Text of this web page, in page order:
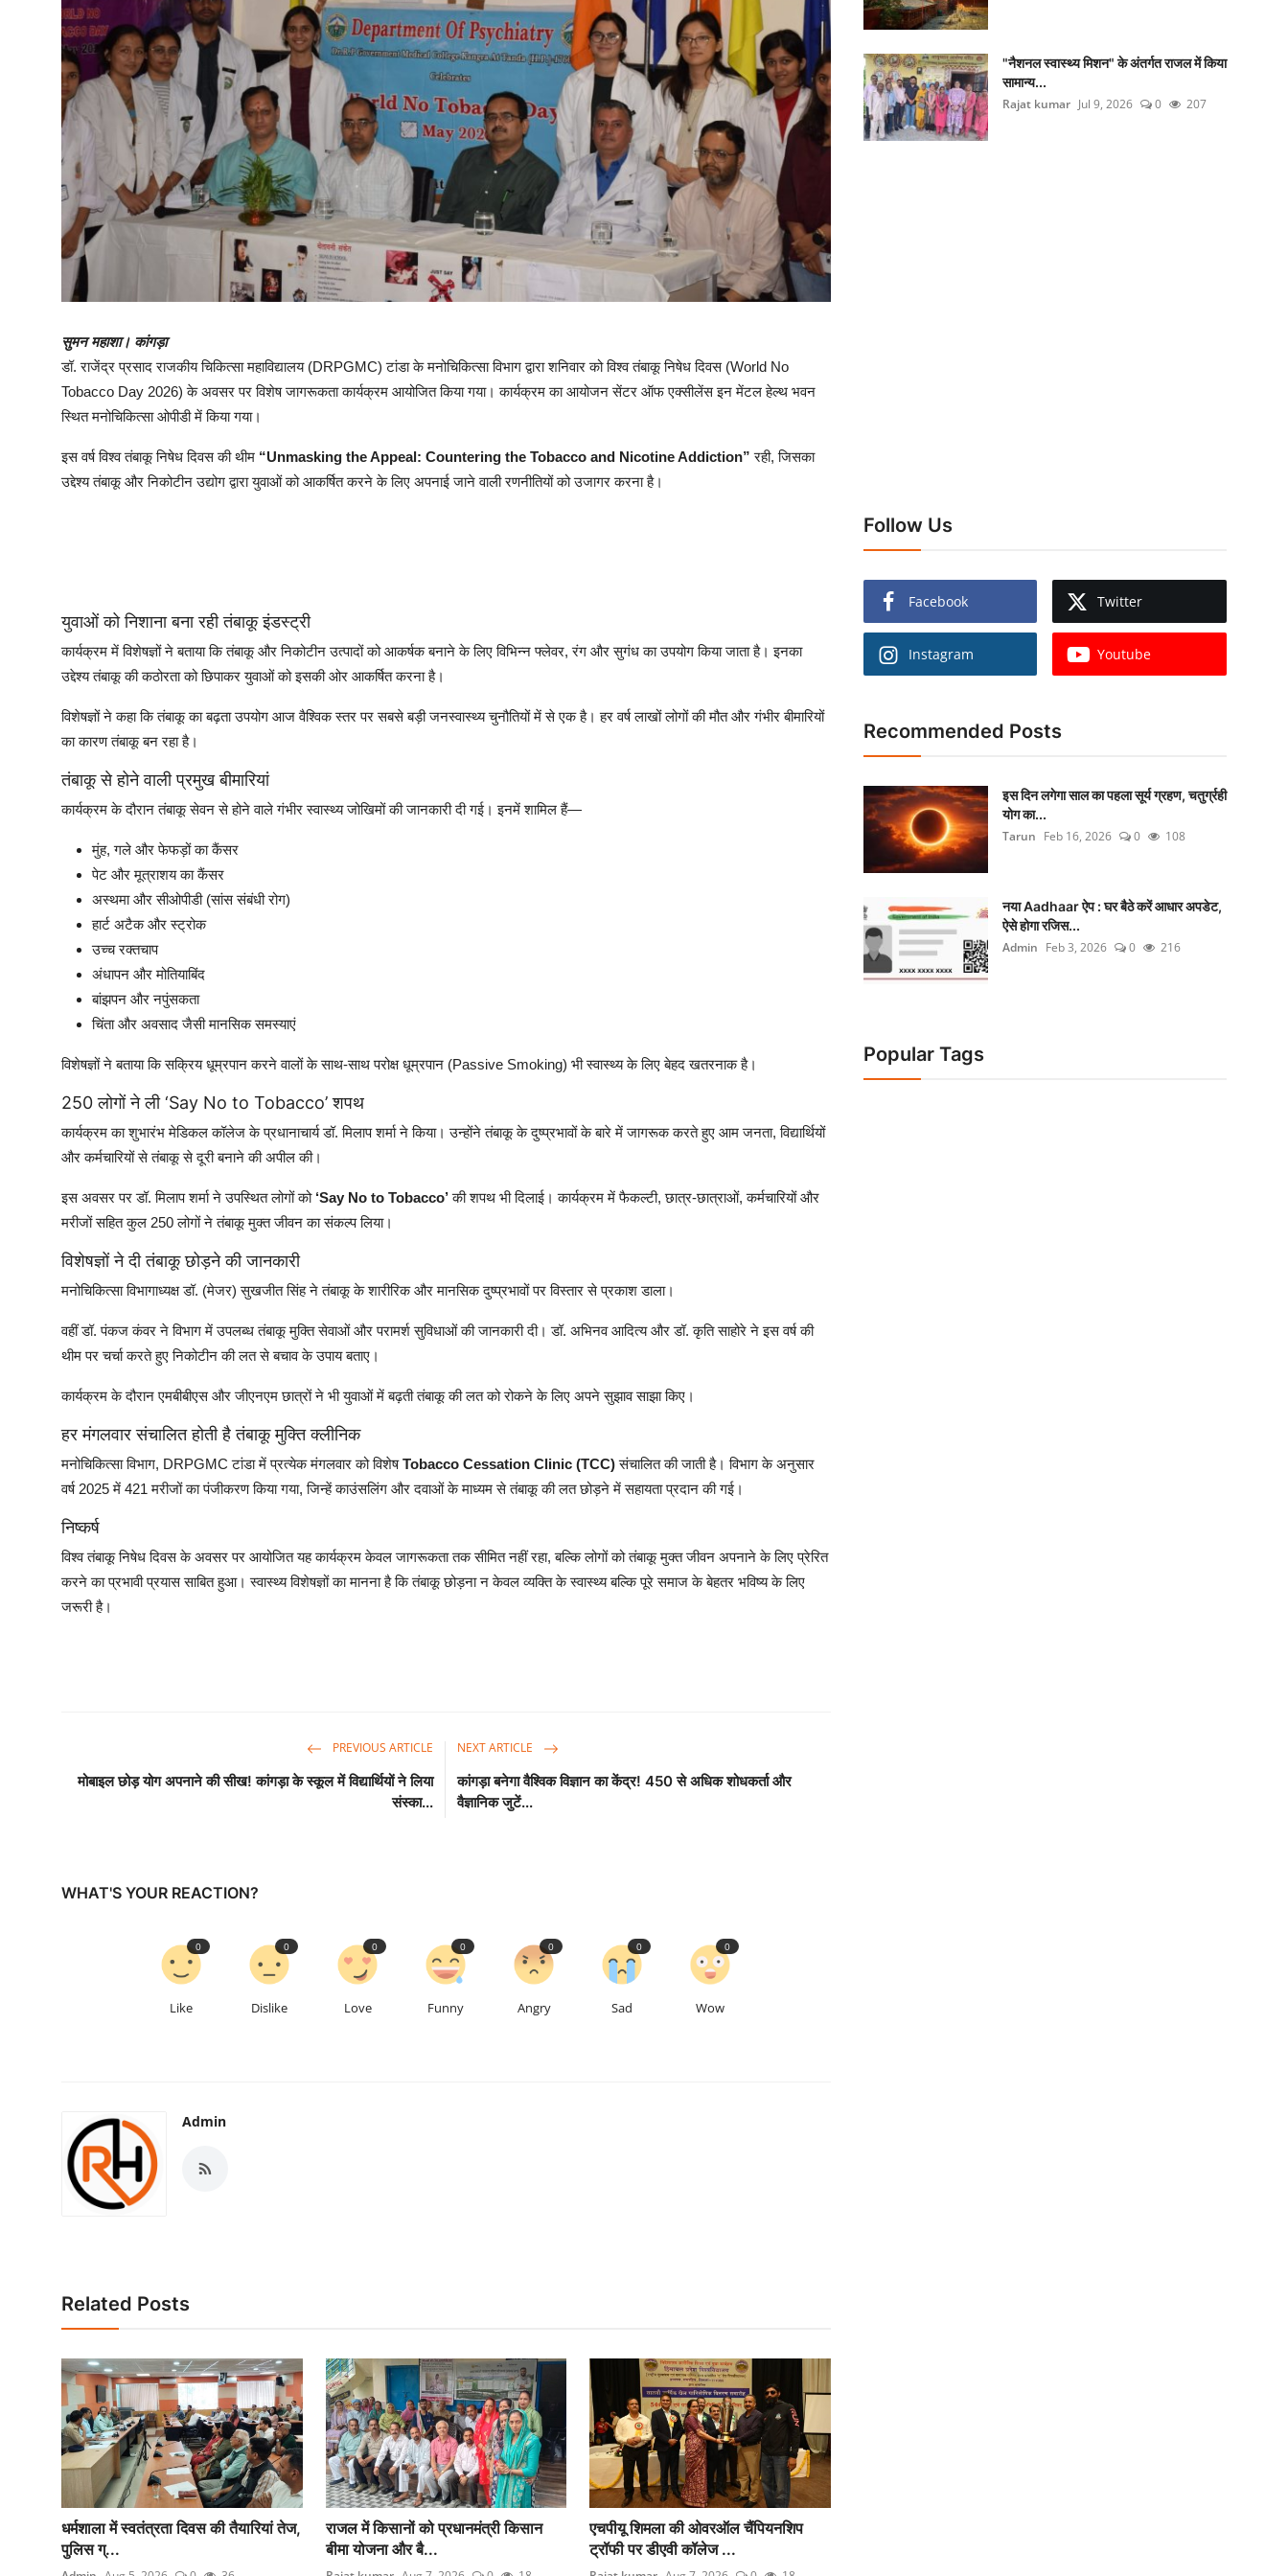
सुमन महाशा। कांगड़ा
डॉ. राजेंद्र प्रसाद राजकीय चिकित्सा महाविद्यालय (DRPGMC) टांडा के मनोचिकित्सा विभाग द्वारा शनिवार को विश्व तंबाकू निषेध दिवस (World No
Tobacco Day 2026) के अवसर पर विशेष जागरूकता कार्यक्रम आयोजित किया गया। कार्यक्रम का आयोजन सेंटर ऑफ एक्सीलेंस इन मेंटल हेल्थ भवन
स्थित मनोचिकित्सा ओपीडी में किया गया।
इस वर्ष विश्व तंबाकू निषेध दिवस की थीम “Unmasking the Appeal: Countering the Tobacco and Nicotine Addiction” रही, जिसका
उद्देश्य तंबाकू और निकोटीन उद्योग द्वारा युवाओं को आकर्षित करने के लिए अपनाई जाने वाली रणनीतियों को उजागर करना है।
युवाओं को निशाना बना रही तंबाकू इंडस्ट्री
कार्यक्रम में विशेषज्ञों ने बताया कि तंबाकू और निकोटीन उत्पादों को आकर्षक बनाने के लिए विभिन्न फ्लेवर, रंग और सुगंध का उपयोग किया जाता है। इनका
उद्देश्य तंबाकू की कठोरता को छिपाकर युवाओं को इसकी ओर आकर्षित करना है।
विशेषज्ञों ने कहा कि तंबाकू का बढ़ता उपयोग आज वैश्विक स्तर पर सबसे बड़ी जनस्वास्थ्य चुनौतियों में से एक है। हर वर्ष लाखों लोगों की मौत और गंभीर बीमारियों
का कारण तंबाकू बन रहा है।
तंबाकू से होने वाली प्रमुख बीमारियां
कार्यक्रम के दौरान तंबाकू सेवन से होने वाले गंभीर स्वास्थ्य जोखिमों की जानकारी दी गई। इनमें शामिल हैं—
मुंह, गले और फेफड़ों का कैंसर
पेट और मूत्राशय का कैंसर
अस्थमा और सीओपीडी (सांस संबंधी रोग)
हार्ट अटैक और स्ट्रोक
उच्च रक्तचाप
अंधापन और मोतियाबिंद
बांझपन और नपुंसकता
चिंता और अवसाद जैसी मानसिक समस्याएं
विशेषज्ञों ने बताया कि सक्रिय धूम्रपान करने वालों के साथ-साथ परोक्ष धूम्रपान (Passive Smoking) भी स्वास्थ्य के लिए बेहद खतरनाक है।
250 लोगों ने ली ‘Say No to Tobacco’ शपथ
कार्यक्रम का शुभारंभ मेडिकल कॉलेज के प्रधानाचार्य डॉ. मिलाप शर्मा ने किया। उन्होंने तंबाकू के दुष्प्रभावों के बारे में जागरूक करते हुए आम जनता, विद्यार्थियों
और कर्मचारियों से तंबाकू से दूरी बनाने की अपील की।
इस अवसर पर डॉ. मिलाप शर्मा ने उपस्थित लोगों को ‘Say No to Tobacco’की शपथ भी दिलाई। कार्यक्रम में फैकल्टी, छात्र-छात्राओं, कर्मचारियों और
मरीजों सहित कुल 250 लोगों ने तंबाकू मुक्त जीवन का संकल्प लिया।
विशेषज्ञों ने दी तंबाकू छोड़ने की जानकारी
मनोचिकित्सा विभागाध्यक्ष डॉ. (मेजर) सुखजीत सिंह ने तंबाकू के शारीरिक और मानसिक दुष्प्रभावों पर विस्तार से प्रकाश डाला।
वहीं डॉ. पंकज कंवर ने विभाग में उपलब्ध तंबाकू मुक्ति सेवाओं और परामर्श सुविधाओं की जानकारी दी। डॉ. अभिनव आदित्य और डॉ. कृति साहोरे ने इस वर्ष की
थीम पर चर्चा करते हुए निकोटीन की लत से बचाव के उपाय बताए।
कार्यक्रम के दौरान एमबीबीएस और जीएनएम छात्रों ने भी युवाओं में बढ़ती तंबाकू की लत को रोकने के लिए अपने सुझाव साझा किए।
हर मंगलवार संचालित होती है तंबाकू मुक्ति क्लीनिक
मनोचिकित्सा विभाग, DRPGMC टांडा में प्रत्येक मंगलवार को विशेषTobacco Cessation Clinic (TCC)संचालित की जाती है। विभाग के अनुसार
वर्ष 2025 में 421 मरीजों का पंजीकरण किया गया, जिन्हें काउंसलिंग और दवाओं के माध्यम से तंबाकू की लत छोड़ने में सहायता प्रदान की गई।
निष्कर्ष
विश्व तंबाकू निषेध दिवस के अवसर पर आयोजित यह कार्यक्रम केवल जागरूकता तक सीमित नहीं रहा, बल्कि लोगों को तंबाकू मुक्त जीवन अपनाने के लिए प्रेरित
करने का प्रभावी प्रयास साबित हुआ। स्वास्थ्य विशेषज्ञों का मानना है कि तंबाकू छोड़ना न केवल व्यक्ति के स्वास्थ्य बल्कि पूरे समाज के बेहतर भविष्य के लिए
जरूरी है।
PREVIOUS ARTICLE
मोबाइल छोड़ योग अपनाने की सीख! कांगड़ा के स्कूल में विद्यार्थियों ने लिया
संस्का...
NEXT ARTICLE
कांगड़ा बनेगा वैश्विक विज्ञान का केंद्र! 450 से अधिक शोधकर्ता और
वैज्ञानिक जुटें...
WHAT'S YOUR REACTION?
Like
0
Dislike
0
Love
0
Funny
0
Angry
0
Sad
0
Wow
0
Admin
Related Posts
धर्मशाला में स्वतंत्रता दिवस की तैयारियां तेज,
पुलिस ग्...
राजल में किसानों को प्रधानमंत्री किसान
बीमा योजना और बै...
एचपीयू शिमला की ओवरऑल चैंपियनशिप
ट्रॉफी पर डीएवी कॉलेज ...
"नैशनल स्वास्थ्य मिशन" के अंतर्गत राजल में किया
सामान्य...
Rajat kumar Jul 9, 2026 0 207
Follow Us
Facebook Twitter
Instagram Youtube
Recommended Posts
इस दिन लगेगा साल का पहला सूर्य ग्रहण, चतुर्ग्रही
योग का...
Tarun Feb 16, 2026 0 108
नया Aadhaar ऐप : घर बैठे करें आधार अपडेट,
ऐसे होगा रजिस...
Admin Feb 3, 2026 0 216
Popular Tags